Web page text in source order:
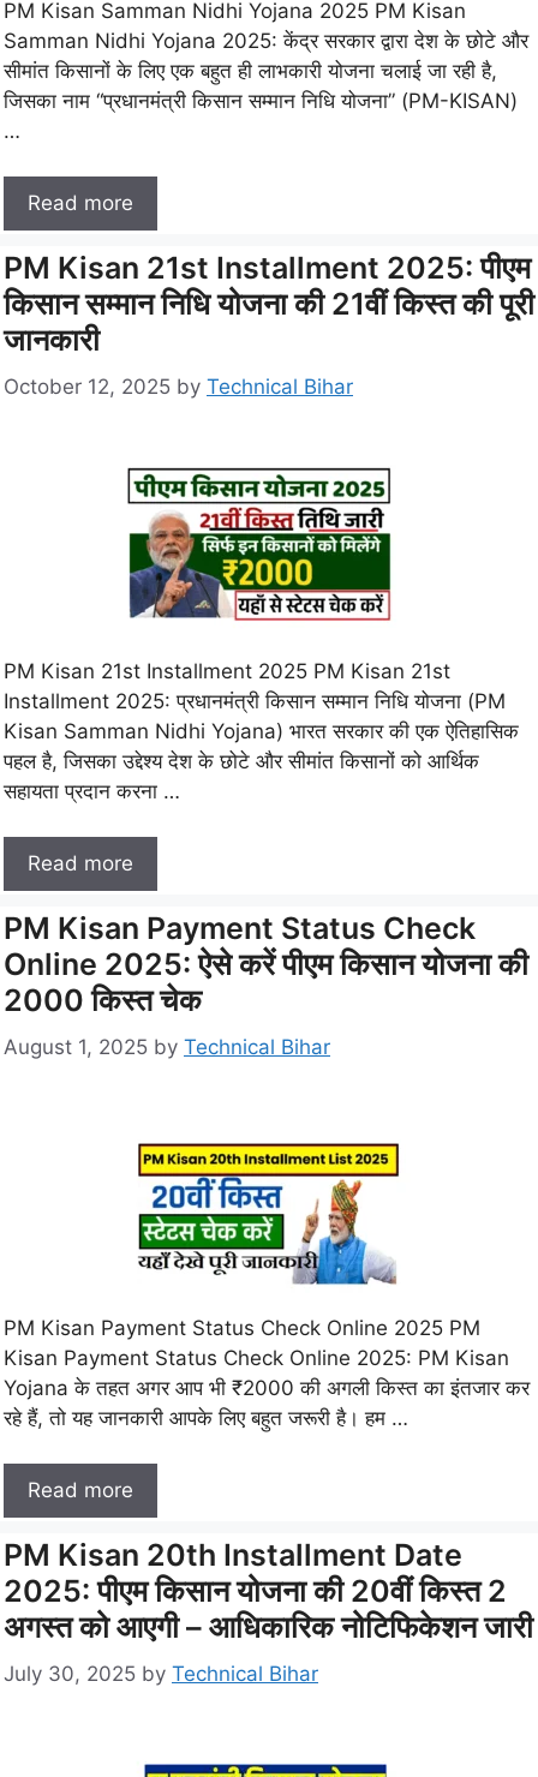
PM Kisan Samman Nidhi Yojana 2025 PM Kisan
Samman Nidhi Yojana 2025: केंद्र सरकार द्वारा देश के छोटे और
सीमांत किसानों के लिए एक बहुत ही लाभकारी योजना चलाई जा रही है,
जिसका नाम “प्रधानमंत्री किसान सम्मान निधि योजना” (PM-KISAN)
…
Read more
PM Kisan 21st Installment 2025: पीएम
किसान सम्मान निधि योजना की 21वीं किस्त की पूरी
जानकारी
October 12, 2025 by Technical Bihar
PM Kisan 21st Installment 2025 PM Kisan 21st
Installment 2025: प्रधानमंत्री किसान सम्मान निधि योजना (PM
Kisan Samman Nidhi Yojana) भारत सरकार की एक ऐतिहासिक
पहल है, जिसका उद्देश्य देश के छोटे और सीमांत किसानों को आर्थिक
सहायता प्रदान करना …
Read more
PM Kisan Payment Status Check
Online 2025: ऐसे करें पीएम किसान योजना की
2000 किस्त चेक
August 1, 2025 by Technical Bihar
PM Kisan Payment Status Check Online 2025 PM
Kisan Payment Status Check Online 2025: PM Kisan
Yojana के तहत अगर आप भी ₹2000 की अगली किस्त का इंतजार कर
रहे हैं, तो यह जानकारी आपके लिए बहुत जरूरी है। हम …
Read more
PM Kisan 20th Installment Date
2025: पीएम किसान योजना की 20वीं किस्त 2
अगस्त को आएगी – आधिकारिक नोटिफिकेशन जारी
July 30, 2025 by Technical Bihar